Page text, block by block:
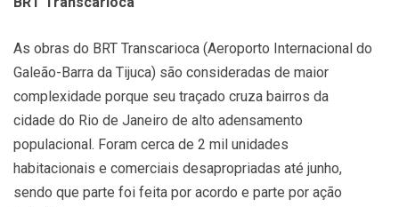
As obras do BRT Transcarioca (Aeroporto Internacional do
Galeão-Barra da Tijuca) são consideradas de maior
complexidade porque seu traçado cruza bairros da
cidade do Rio de Janeiro de alto adensamento
populacional. Foram cerca de 2 mil unidades
habitacionais e comerciais desapropriadas até junho,
sendo que parte foi feita por acordo e parte por ação